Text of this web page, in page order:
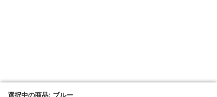
選択中の商品: ブルー
選択中の商品: ブルー